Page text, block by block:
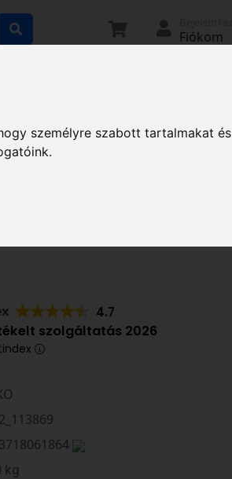
személyre szabott tartalmakat és
Fiókom
Fűnyíró tartozékok
4.7
szolgáltatás 2026
kg